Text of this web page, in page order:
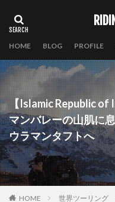
HOME BLOG PROFILE
【Islamic Republic of
マンバレーの山肌に
ウラマンタフトへ
HOME 世界ツーリング